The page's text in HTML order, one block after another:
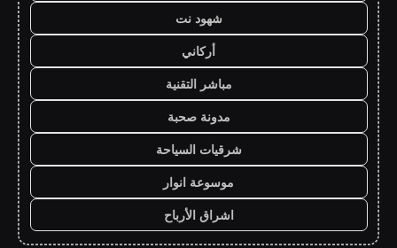
شهود نت
أركاني
مباشر التقنية
مدونة صحبة
شرقيات السياحة
موسوعة انوار
اشراق الأرباح